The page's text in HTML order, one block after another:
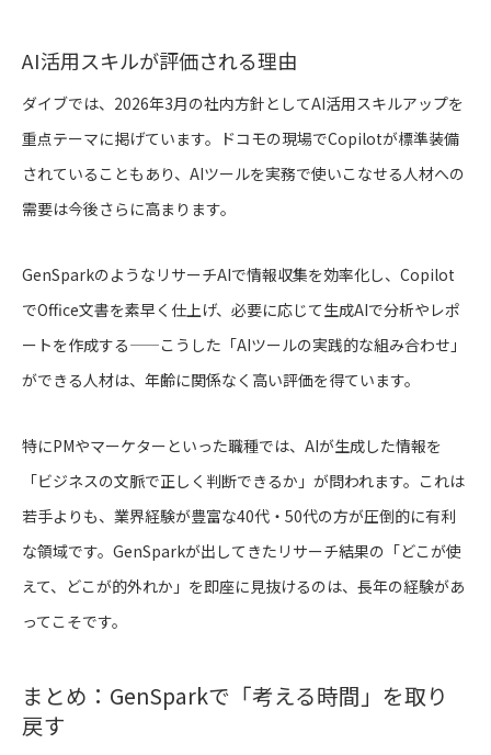
AI活用スキルが評価される理由
ダイブでは、2026年3月の社内方針としてAI活用スキルアップを
重点テーマに掲げています。ドコモの現場でCopilotが標準装備
されていることもあり、AIツールを実務で使いこなせる人材への
需要は今後さらに高まります。
GenSparkのようなリサーチAIで情報収集を効率化し、Copilot
でOffice文書を素早く仕上げ、必要に応じて生成AIで分析やレポ
ートを作成する——こうした「AIツールの実践的な組み合わせ」
ができる人材は、年齢に関係なく高い評価を得ています。
特にPMやマーケターといった職種では、AIが生成した情報を
「ビジネスの文脈で正しく判断できるか」が問われます。これは
若手よりも、業界経験が豊富な40代・50代の方が圧倒的に有利
な領域です。GenSparkが出してきたリサーチ結果の「どこが使
えて、どこが的外れか」を即座に見抜けるのは、長年の経験があ
ってこそです。
まとめ：GenSparkで「考える時間」を取り
戻す